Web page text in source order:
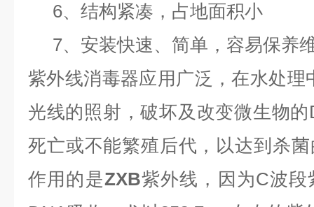
6、结构紧凑，占地面积小
7、安装快速、简单，容易保养
紫外线消毒器应用广泛，在水处理
光线的照射，破坏及改变微生物
死亡或不能繁殖后代，以达到杀
作用的是ZXB紫外线，因为C波